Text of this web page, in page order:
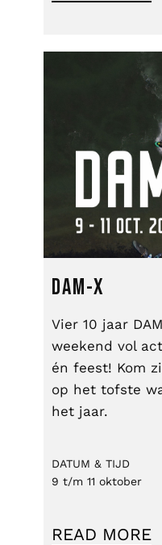
DAM-X
Vier 10 jaar
weekend vol
én feest! Kom
op het tofste
het jaar.
DATUM & TIJD
9 t/m 11 oktober
READ MORE